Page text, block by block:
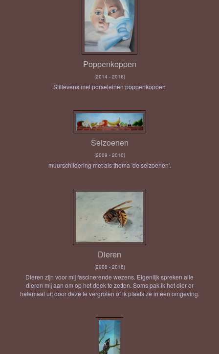
Poppenkoppen
(2014 - 2016)
Stillevens met porseleinen poppenkoppen
Seizoenen
(2009 - 2010)
muurschildering met als thema 'de seizoenen'.
Dieren
(2008 - 2016)
Dieren zijn voor mij fascinerende wezens. Eigenlijk spreken alle
dieren mij aan om op het doek te zetten. Soms pak ik het dier er
helemaal uit door deze te vergroten of ik plaats ze in een omgeving.